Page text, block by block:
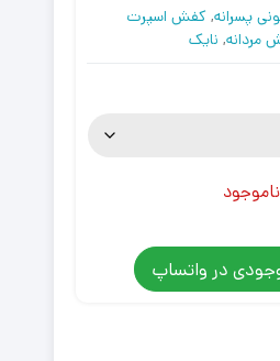
پسرانه, کفش اسپرت
مردانه, نایک
ناموجود
در واتساپ